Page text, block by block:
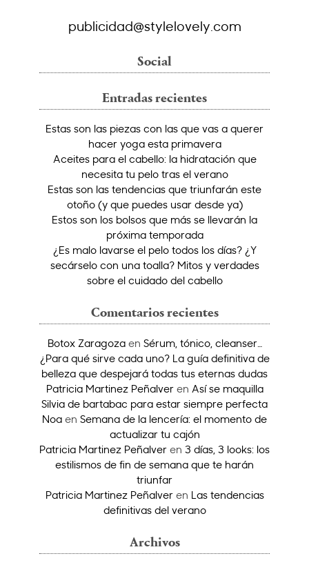
publicidad@stylelovely.com
Social
Entradas recientes
Estas son las piezas con las que vas a querer
hacer yoga esta primavera
Aceites para el cabello: la hidratación que
necesita tu pelo tras el verano
Estas son las tendencias que triunfarán este
otoño (y que puedes usar desde ya)
Estos son los bolsos que más se llevarán la
próxima temporada
¿Es malo lavarse el pelo todos los días? ¿Y
secárselo con una toalla? Mitos y verdades
sobre el cuidado del cabello
Comentarios recientes
Botox Zaragozaen Sérum, tónico, cleanser…
¿Para qué sirve cada uno? La guía definitiva de
belleza que despejará todas tus eternas dudas
Patricia Martinez Peñalveren Así se maquilla
Silvia de bartabac para estar siempre perfecta
Noa en Semana de la lencería: el momento de
actualizar tu cajón
Patricia Martinez Peñalver en 3 días, 3 looks: los
estilismos de fin de semana que te harán
triunfar
Patricia Martinez Peñalveren Las tendencias
definitivas del verano
Archivos